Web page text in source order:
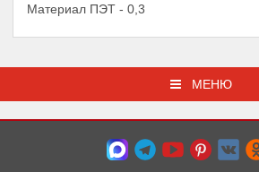
Материал ПЭТ - 0,3
МЕНЮ